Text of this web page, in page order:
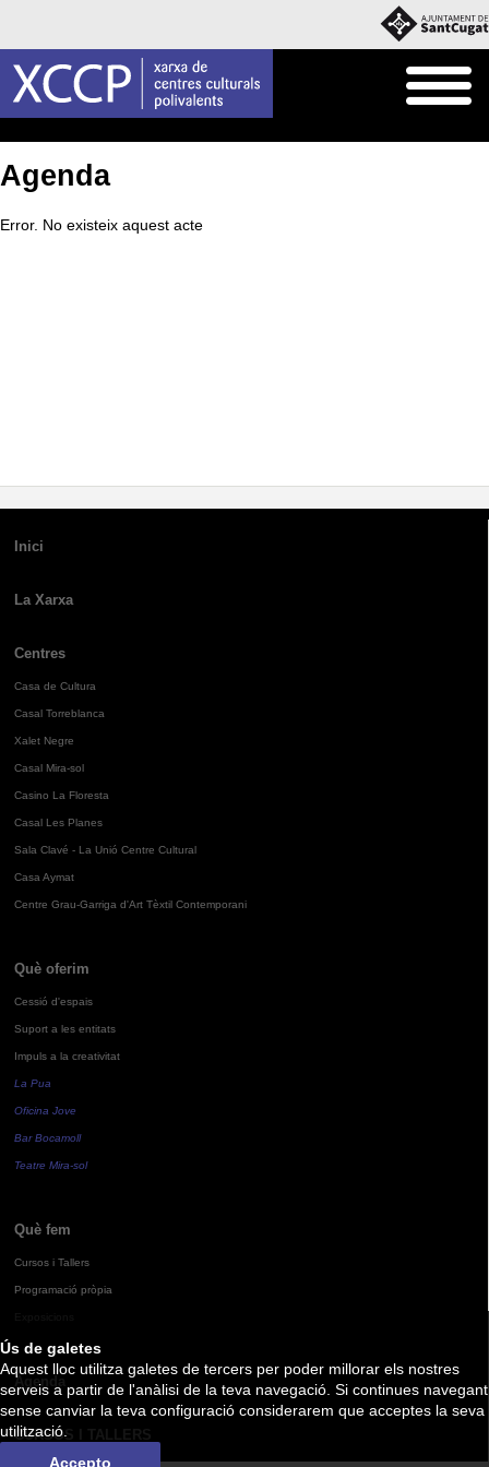
Ús de galetes
Aquest lloc utilitza galetes de tercers per poder millorar els nostres
serveis a partir de l'anàlisi de la teva navegació. Si continues navegant
sense canviar la teva configuració considerarem que acceptes la seva
utilització.
Accepto
Agenda
Error. No existeix aquest acte
Inici
La Xarxa
Centres
Casa de Cultura
Casal Torreblanca
Xalet Negre
Casal Mira-sol
Casino La Floresta
Casal Les Planes
Sala Clavé - La Unió Centre Cultural
Casa Aymat
Centre Grau-Garriga d'Art Tèxtil Contemporani
Què oferim
Cessió d'espais
Suport a les entitats
Impuls a la creativitat
La Pua
Oficina Jove
Bar Bocamoll
Teatre Mira-sol
Què fem
Cursos i Tallers
Programació pròpia
Agenda
CURSOS I TALLERS